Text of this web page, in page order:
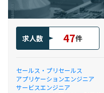
求人数 47件
セールス・プリセールス
アプリケーションエンジニア
サービスエンジニア